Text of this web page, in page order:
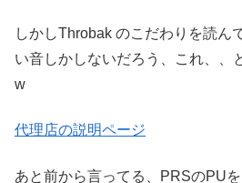
しかしThrobak のこだわりを読ん
い音しかしないだろう、これ、、
w
代理店の説明ページ
あと前から言ってる、PRSのPU